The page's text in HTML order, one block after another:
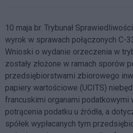
10 maja br. Trybunał
wyrok w sprawach połączonych C-
Wnioski o wydanie orzeczenia w
zostały złożone w ramach sporów
przedsiębiorstwami zbiorowego
papiery wartościowe (UCITS)
francuskimi organami podatkowymi
potrącenia podatku u źródła, a
spółek wypłacanych tym